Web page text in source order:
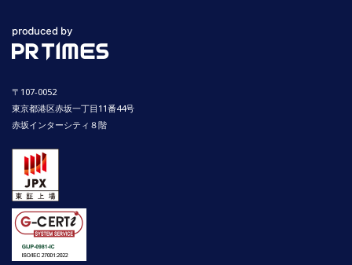
〒107-0052
東京都港区赤坂一丁目11番44号
赤坂インターシティ８階